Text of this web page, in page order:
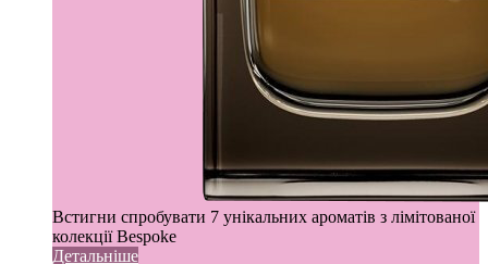
Встигни спробувати 7 унікальних ароматів з лімітованої
колекції Bespoke
Детальніше